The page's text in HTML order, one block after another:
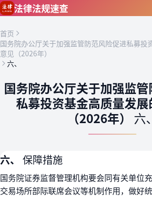
跳到主要内容
法律法规速查
首页
国务院办公厅关于加强监管防范风险促进私募投
意见（2026年）
六、
国务院办公厅关于加强监
私募投资基金高质量发
（2026年） 六、
六、 保障措施
国务院证券监督管理机构要会同有关单位
交易场所部际联席会议等机制作用，做好